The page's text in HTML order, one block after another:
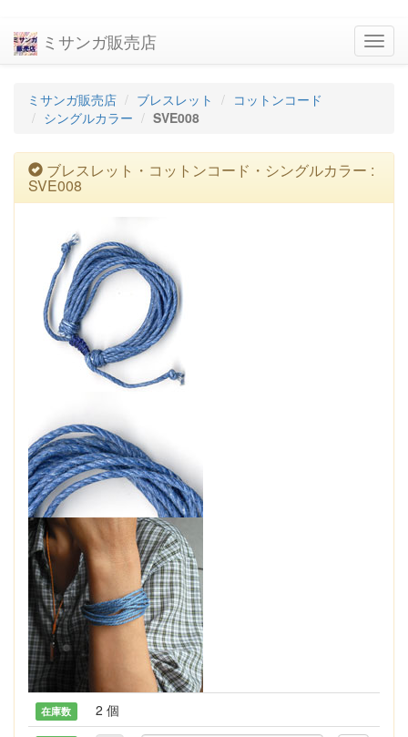
ミサンガ販売店
ミサンガ販売店 ブレスレット
コットンコード
シングルカラー
SVE008
ブレスレット・コットンコード・シングルカラー :
SVE008
在庫数 2 個